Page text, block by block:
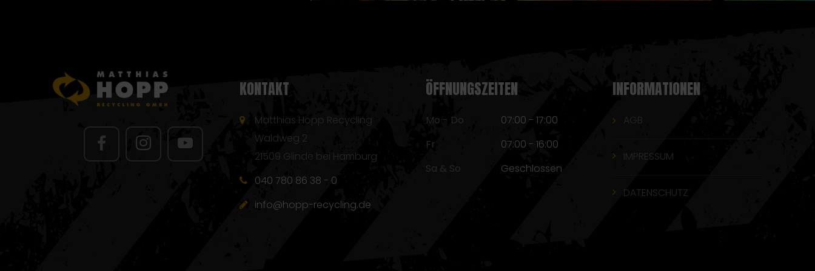
KONTAKT
Matthias Hopp Recycling
Waldweg 2
21509 Glinde bei Hamburg
040 780 86 38 - 0
info@hopp-recycling.de
ÖFFNUNGSZEITEN
Mo - Do
07:00 - 17:00
Fr
07:00 - 16:00
Sa & So
Geschlossen
INFORMATIONEN
AGB
IMPRESSUM
DATENSCHUTZ